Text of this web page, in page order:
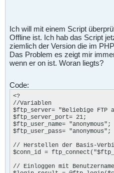
Ich will mit einem Script
Offline ist. Ich hab das Script
ziemlich der Version die im
Das Problem es zeigt mir
wenn er on ist. Woran liegts?
Code:
<?
//Variablen
$ftp_server= "Beliebige FTP
$ftp_server_port= 21;
$ftp_user_name= "anonymous";
$ftp_user_pass= "anonymous";
// Herstellen der Basis-
$conn_id =
// Einloggen mit